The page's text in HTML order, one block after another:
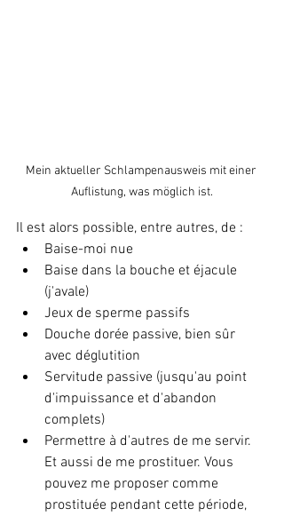
Mein aktueller Schlampenausweis mit einer
Auflistung, was möglich ist.
Il est alors possible, entre autres, de :
Baise-moi nue
Baise dans la bouche et éjacule
(j'avale)
Jeux de sperme passifs
Douche dorée passive, bien sûr
avec déglutition
Servitude passive (jusqu'au point
d'impuissance et d'abandon
complets)
Permettre à d'autres de me servir.
Et aussi de me prostituer. Vous
pouvez me proposer comme
prostituée pendant cette période,